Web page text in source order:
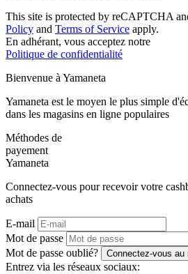
This site is protected by reCAPTCHA
Policy and Terms of Service apply.
En adhérant, vous acceptez notre
Politique de confidentialité
Bienvenue à Yamaneta
Yamaneta est le moyen le plus simple
dans les magasins en ligne populaires
Méthodes de
payement
Yamaneta
Connectez-vous pour recevoir votre
achats
E-mail
Mot de passe
Mot de passe oublié?
Connectez-vous au
Entrez via les réseaux sociaux: